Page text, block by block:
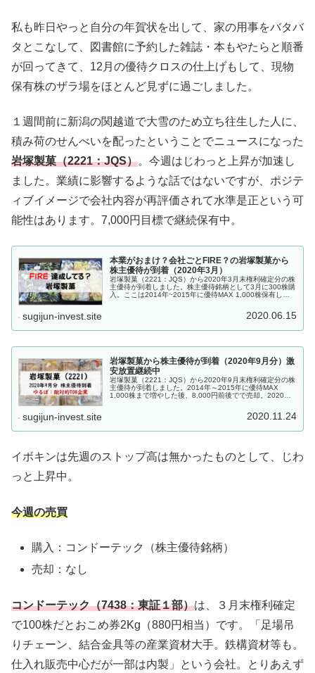
私も昨日やっと自分の年賀状を出して、家の用事をバタバ
タとこなして、図書館に予約した雑誌・本もやたらと順番
が回ってきて、12月の優待クロスの仕上げもして、現物
保有株のザラ場をほとんど見ずに過ごしました。
１週間前に新潟の関越道で大雪のため立ち往生した人に、
積み荷のせんべいを配ったということでニュースになった
岩塚製菓（2221：JQS）。今週はじわっと上昇が加速し
ました。業績に影響するような話ではないですが、ポジテ
ィブイメージで会社内容が再評価されて水準是正という可
能性はあります。7,000円目標で継続保有中。
本業がおまけ？会社ごとFIRE？の岩塚製菓から
株主優待が到着（2020年3月）
岩塚製菓（2221：JQS）から2020年3月末権利確定分の株
主優待が到着しました。株主優待銘柄として3月に300株購
入。ここは2014年~2015年に優待MAX 1,000株保有して
sugijun-invest.site 2020.06.15
岩塚製菓から株主優待が到着（2020年9月分）激
安放置継続中
岩塚製菓（2221：JQS）から2020年9月末権利確定分の株
主優待が到着しました。2014年～2015年に優待MAX
1,000株まで増やした後、8,000円前後でで売却。2020年3
sugijun-invest.site 2020.11.24
イボキンは先週のストップ高は無かったものとして、じわ
っと上昇中。
今週の売買
購入：コンドーテック（株主優待銘柄）
売却：なし
コンドーテック（7438：東証１部）は、３月末権利確定
で100株だとおこめ券2Kg（880円相当）です。「足場吊
りチェーン、結合金具等の産業資材大手。鉄構資材等も。
仕入れ販売中心だが一部は内製」という会社。とりあえず